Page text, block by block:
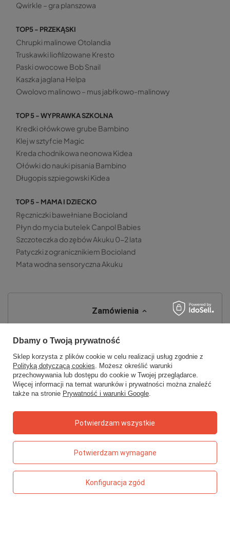
Qwirkle – gra planszowa
TOP5 - PRZEKĄSKI
Chrupki malinowe Otolandia
Truskawki liofilizowane Kresto
Paski owocowe Bob Snail
Kaszka jaglana Helpa
Owolovo malinowo – mus jabłkowo-malinowy
TOP 5 - WYPRAWKA SZKOLNA
Kredki ołówkowe grube Bambino
Klej w sztyfcie Magic
Kreda chodnikowa neonowa Kidea
Ołówki do nauki pisania Bambino
Długopis szpiegowski Kidea
TOP 5 - MAMA I DZIECKO
Ręczniczki bawełniane Bocioland
Płyn do mycia butelek Canpol Babies
Szczoteczka do zębów Akuku 0-2 lata
Patyczki z ogranicznikiem Bocioland
Mata wodna sensoryczna Akuku
Zamówienia
Śledzenie przesyłki
Chcę zareklamować produkt
Chcę zwrócić produkt
Chcę wymienić towar
Konto
Regulaminy
Dbamy o Twoją prywatność
Sklep korzysta z plików cookie w celu realizacji usług zgodnie z
Polityką dotyczącą cookies. Możesz określić warunki
przechowywania lub dostępu do cookie w Twojej przeglądarce.
Więcej informacji na temat warunków i prywatności można znaleźć
także na stronie Prywatność i warunki Google.
Potwierdzam wymagane
Konfiguracja zgód
Potwierdzam wszystkie